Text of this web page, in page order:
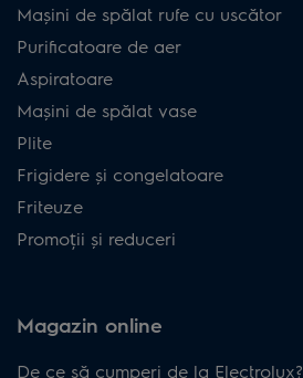
Mașini de spălat rufe cu uscător
Purificatoare de aer
Aspiratoare
Mașini de spălat vase
Plite
Frigidere și congelatoare
Friteuze
Promoții și reduceri
Magazin online
De ce să cumperi de la Electrolux?